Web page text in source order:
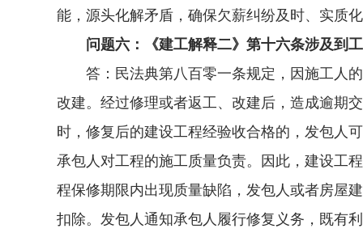
能，源头化解矛盾，确保欠薪纠纷及时、实质
问题六：《建工解释二》第十六条涉及到
答：民法典第八百零一条规定，因施工人的
改建。经过修理或者返工、改建后，造成逾期
时，修复后的建设工程经验收合格的，发包人
承包人对工程的施工质量负责。因此，建设工
程保修期限内出现质量缺陷，发包人或者房屋
扣除。发包人通知承包人履行修复义务，既有